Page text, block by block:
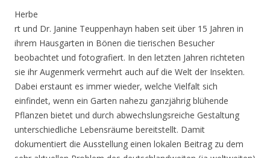
Herbe
rt und Dr. Janine Teuppenhayn haben seit über 15 Jahren in
ihrem Hausgarten in Bönen die tierischen Besucher
beobachtet und fotografiert. In den letzten Jahren richteten
sie ihr Augenmerk vermehrt auch auf die Welt der Insekten.
Dabei erstaunt es immer wieder, welche Vielfalt sich
einfindet, wenn ein Garten nahezu ganzjährig blühende
Pflanzen bietet und durch abwechslungsreiche Gestaltung
unterschiedliche Lebensräume bereitstellt. Damit
dokumentiert die Ausstellung einen lokalen Beitrag zu dem